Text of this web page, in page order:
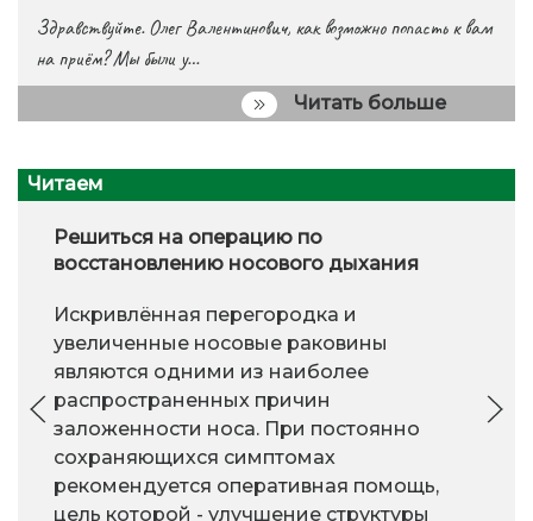
Здравствуйте. Олег Валентинович, как возможно попасть к вам
на приём? Мы были у…
Читать больше
Читаем
Решиться на операцию по
восстановлению носового дыхания
Искривлённая перегородка и
увеличенные носовые раковины
являются одними из наиболее
распространенных причин
заложенности носа. При постоянно
сохраняющихся симптомах
рекомендуется оперативная помощь,
цель которой - улучшение структуры